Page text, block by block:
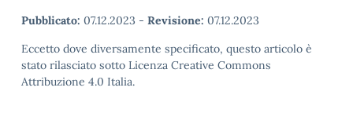
Pubblicato: 07.12.2023 - Revisione: 07.12.2023
Eccetto dove diversamente specificato, questo articolo è
stato rilasciato sotto Licenza Creative Commons
Attribuzione 4.0 Italia.